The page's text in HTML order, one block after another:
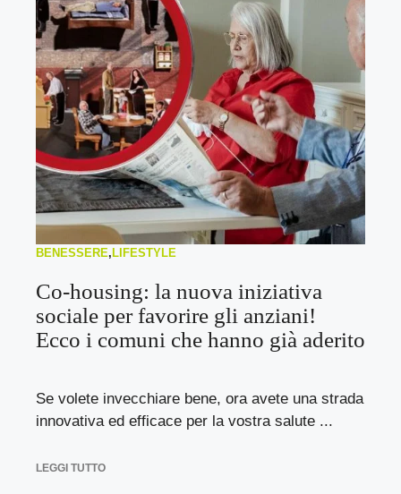
BENESSERE, LIFESTYLE
Co-housing: la nuova iniziativa
sociale per favorire gli anziani!
Ecco i comuni che hanno già aderito
Se volete invecchiare bene, ora avete una strada
innovativa ed efficace per la vostra salute ...
LEGGI TUTTO